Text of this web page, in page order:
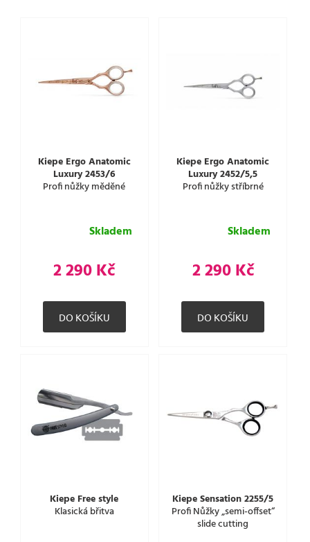
Kiepe Ergo Anatomic
Luxury 2453/6
Profi nůžky měděné
Skladem
2 290 Kč
Kiepe Ergo Anatomic
Luxury 2452/5,5
Profi nůžky stříbrné
Skladem
2 290 Kč
Kiepe Free style
Klasická břitva
Kiepe Sensation 2255/5
Profi Nůžky „semi-offset“
slide cutting